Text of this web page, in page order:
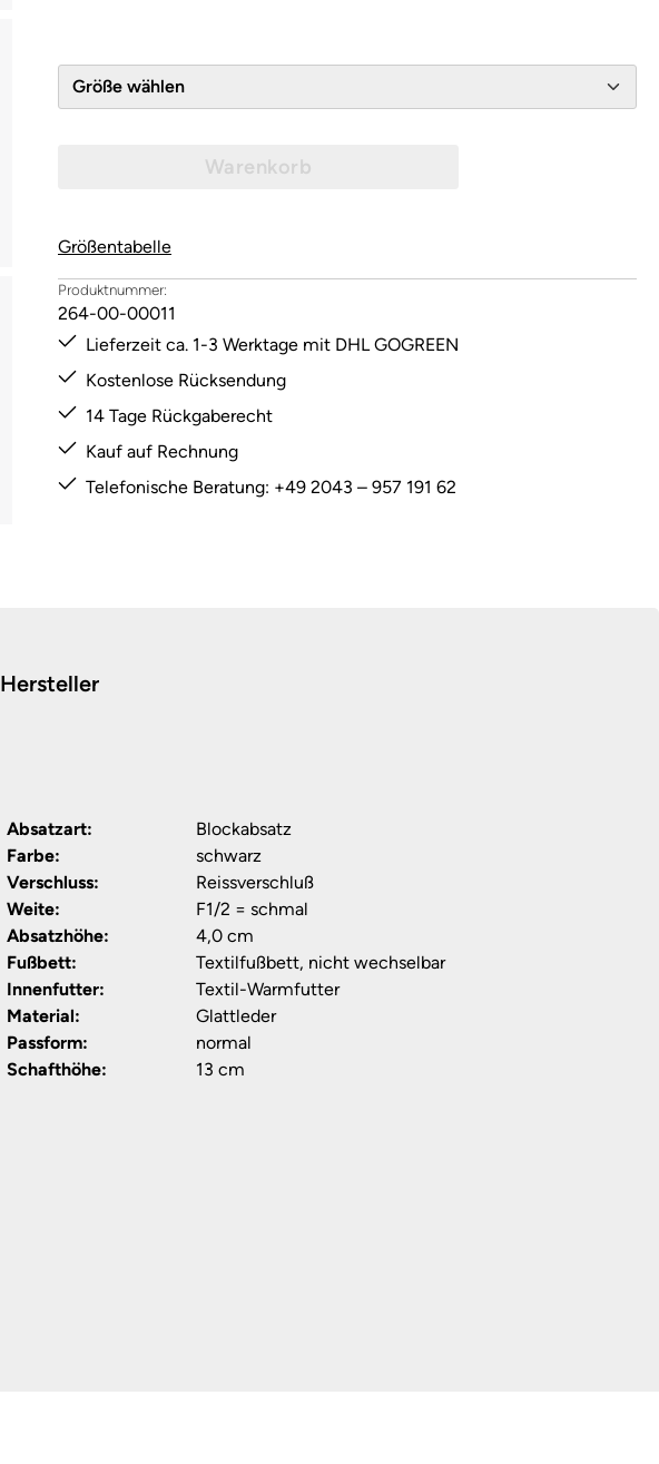
Größe wählen
Warenkorb
Größentabelle
Produktnummer:
264-00-00011
Lieferzeit ca. 1-3 Werktage mit DHL GOGREEN
Kostenlose Rücksendung
14 Tage Rückgaberecht
Kauf auf Rechnung
Telefonische Beratung: +49 2043 – 957 191 62
Hersteller
Absatzart:
Blockabsatz
Farbe:
schwarz
Verschluss:
Reissverschluß
Weite:
F1/2 = schmal
Absatzhöhe:
4,0 cm
Fußbett:
Textilfußbett, nicht wechselbar
Innenfutter:
Textil-Warmfutter
Material:
Glattleder
Passform:
normal
Schafthöhe:
13 cm